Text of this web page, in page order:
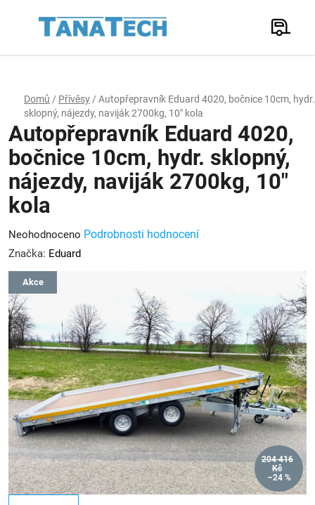
Hledat
Domů / Přívěsy / Autopřepravník Eduard 4020, bočnice 10cm, hydr.
sklopný, nájezdy, naviják 2700kg, 10" kola
Autopřepravník Eduard 4020,
bočnice 10cm, hydr. sklopný,
nájezdy, naviják 2700kg, 10"
kola
Průměrné
hodnocení
produktu
0,0
z
5
hvězdiček.
Neohodnoceno Podrobnosti hodnocení
Značka: Eduard
Akce
204 416
Kč
–24 %